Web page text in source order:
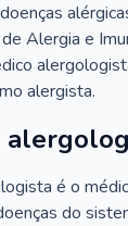
Alergia e
alergista.
é o
do